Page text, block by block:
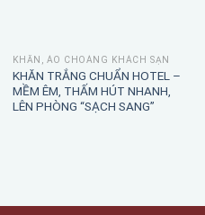
KHĂN, ÁO CHOÀNG KHÁCH SẠN
KHĂN TRẮNG CHUẨN HOTEL –
MỀM ÊM, THẤM HÚT NHANH,
LÊN PHÒNG “SẠCH SANG”